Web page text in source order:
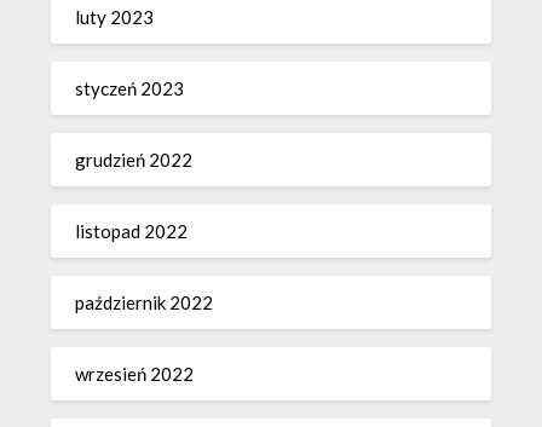
luty 2023
styczeń 2023
grudzień 2022
listopad 2022
październik 2022
wrzesień 2022